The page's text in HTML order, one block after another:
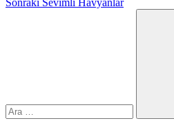
Sonraki Sevimli Havyanlar